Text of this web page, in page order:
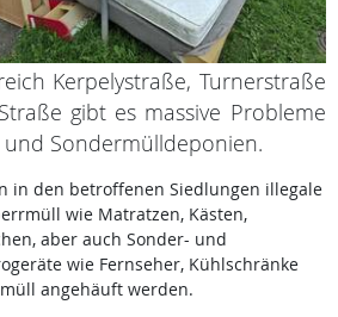
Kerpelystraße, Turnerstraße
gibt es massive Probleme
Sondermülldeponien.
in den betroffenen Siedlungen illegale
wie Matratzen, Kästen,
aber auch Sonder- und
wie Fernseher, Kühlschränke
angehäuft werden.